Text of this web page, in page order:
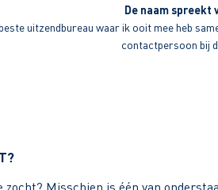
De naam spreekt
uitzendbureau waar ik ooit mee heb
contactpersoon bij
zocht? Misschien is één van